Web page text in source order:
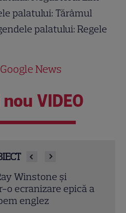
palatului: Tărâmul
palatului: Regele
Google News
VIDEO
din umbră (2014).
Costner, într-o cursă
pentru salvarea